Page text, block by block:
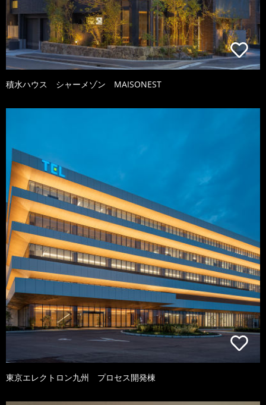
積水ハウス シャーメゾン MAISONEST
東京エレクトロン九州 プロセス開発棟